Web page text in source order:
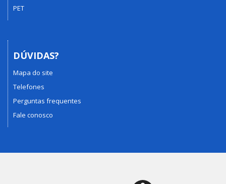
PET
DÚVIDAS?
Mapa do site
Telefones
Perguntas frequentes
Fale conosco